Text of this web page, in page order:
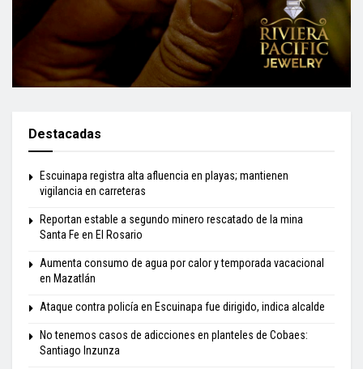
Destacadas
Escuinapa registra alta afluencia en playas; mantienen
vigilancia en carreteras
Reportan estable a segundo minero rescatado de la mina
Santa Fe en El Rosario
Aumenta consumo de agua por calor y temporada vacacional
en Mazatlán
Ataque contra policía en Escuinapa fue dirigido, indica alcalde
No tenemos casos de adicciones en planteles de Cobaes:
Santiago Inzunza